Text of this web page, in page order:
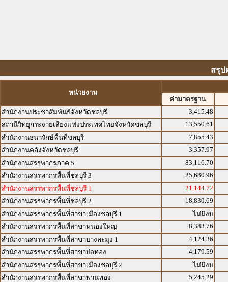
สรุป
หน่วยงาน
ค่ามาตรฐาน
สำนักงานประชาสัมพันธ์จังหวัดชลบุรี
3,415.48
สถานีวิทยุกระจายเสียงแห่งประเทศไทยจังหวัดชลบุรี
13,550.61
สำนักงานธนารักษ์พื้นที่ชลบุรี
7,855.43
สำนักงานคลังจังหวัดชลบุรี
3,357.97
สำนักงานสรรพากรภาค 5
83,116.70
สำนักงานสรรพากรพื้นที่ชลบุรี 3
25,680.96
สำนักงานสรรพากรพื้นที่ชลบุรี 1
21,144.72
สำนักงานสรรพากรพื้นที่ชลบุรี 2
18,830.69
สำนักงานสรรพากรพื้นที่สาขาเมืองชลบุรี 1
ไม่มีงบ
สำนักงานสรรพากรพื้นที่สาขาหนองใหญ่
8,383.76
สำนักงานสรรพากรพื้นที่สาขาบางละมุง 1
4,124.36
สำนักงานสรรพากรพื้นที่สาขาบ่อทอง
4,179.59
สำนักงานสรรพากรพื้นที่สาขาเมืองชลบุรี 2
ไม่มีงบ
สำนักงานสรรพากรพื้นที่สาขาพานทอง
5,245.29